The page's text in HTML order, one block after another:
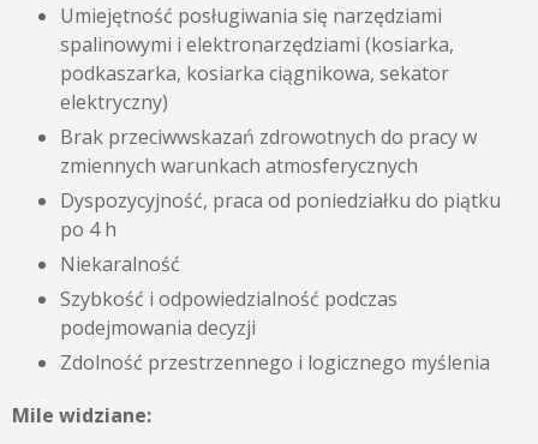
Umiejętność posługiwania się narzędziami
spalinowymi i elektronarzędziami (kosiarka,
podkaszarka, kosiarka ciągnikowa, sekator
elektryczny)
Brak przeciwwskazań zdrowotnych do pracy w
zmiennych warunkach atmosferycznych
Dyspozycyjność, praca od poniedziałku do piątku
po 4 h
Niekaralność
Szybkość i odpowiedzialność podczas
podejmowania decyzji
Zdolność przestrzennego i logicznego myślenia
Mile widziane: